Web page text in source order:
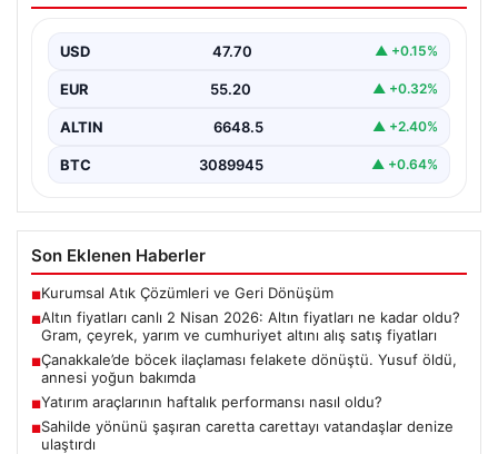
fiyatları
USD 47.70 ▲ +0.15%
EUR 55.20 ▲ +0.32%
ALTIN 6648.5 ▲ +2.40%
BTC 3089945 ▲ +0.64%
Son Eklenen Haberler
■Kurumsal Atık Çözümleri ve Geri Dönüşüm
■Altın fiyatları canlı 2 Nisan 2026: Altın fiyatları ne kadar oldu?
Gram, çeyrek, yarım ve cumhuriyet altını alış satış fiyatları
■Çanakkale’de böcek ilaçlaması felakete dönüştü. Yusuf öldü,
annesi yoğun bakımda
■Yatırım araçlarının haftalık performansı nasıl oldu?
■Sahilde yönünü şaşıran caretta carettayı vatandaşlar denize
ulaştırdı